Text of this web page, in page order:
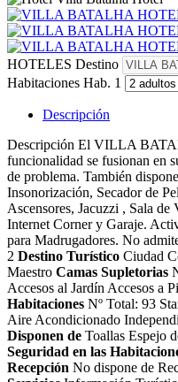
HOTELES Destino
Habitaciones Hab. 1
Descripción
Descripción El VILLA
funcionalidad se fusionan en
de problema. También
Insonorización, Secador de
Ascensores, Jacuzzi , Sala
Internet Corner y Garaje.
para Madrugadores. No
2 Destino Turístico Ciudad
Maestro Camas Supletorias
Accesos al Jardín Accesos a
Habitaciones Nº Total: 93
Aire Acondicionado
Disponen de Toallas Espejo
Seguridad en las
Recepción No dispone de